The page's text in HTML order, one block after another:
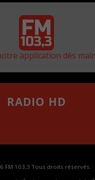
application dès
RADIO HD
FM 103,3 Tous droits réservés.